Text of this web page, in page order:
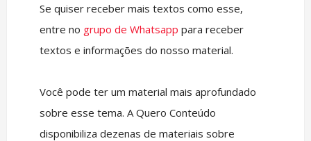
Se quiser receber mais textos como esse,
entre no grupo de Whatsapp para receber
textos e informações do nosso material.
Você pode ter um material mais aprofundado
sobre esse tema. A Quero Conteúdo
disponibiliza dezenas de materiais sobre